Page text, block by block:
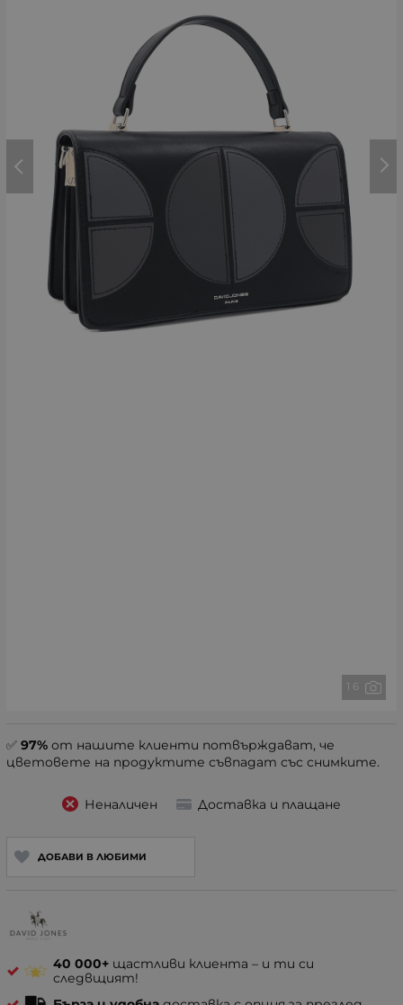
1 6
✅ 97% от нашите клиенти потвърждават, че
цветовете на продуктите съвпадат със снимките.
Неналичен Доставка и плащане
ДОБАВИ В ЛЮБИМИ
40 000+ щастливи клиента – и ти си
следвщият!